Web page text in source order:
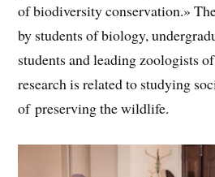
of biodiversity conservation.»
by students of biology,
students and leading zoologists
research is related to studying
of preserving the wildlife.